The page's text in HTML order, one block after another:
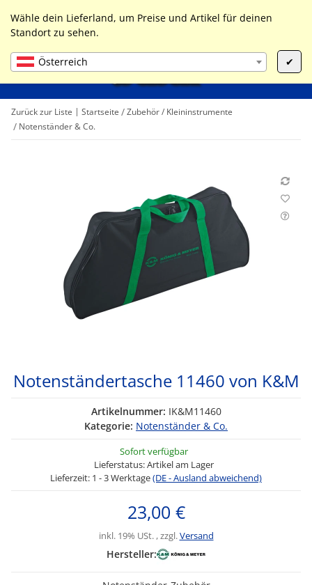
Wähle dein Lieferland, um Preise und Artikel für deinen
Standort zu sehen.
Österreich ✔
Liste ist leer
Zurück zur Liste Startseite
Zubehör / Kleininstrumente
Notenständer & Co.
Notenständertasche 11460 von K&M
Artikelnummer: IK&M11460
Kategorie: Notenständer & Co.
Sofort verfügbar
Lieferstatus: Artikel am Lager
Lieferzeit: 1 - 3 Werktage(DE - Ausland abweichend)
23,00 €
inkl. 19% USt. , zzgl.Versand
Hersteller: